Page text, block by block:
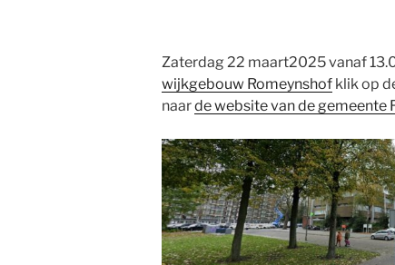
Zaterdag 22 maart2025 vanaf
wijkgebouw Romeynshofklik op
naarde website van de gemeente